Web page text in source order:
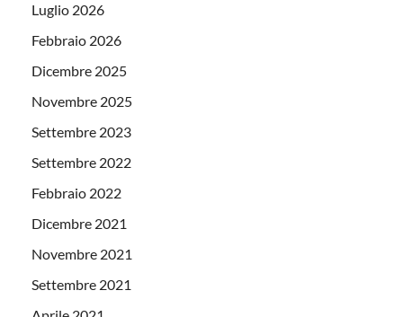
Luglio 2026
Febbraio 2026
Dicembre 2025
Novembre 2025
Settembre 2023
Settembre 2022
Febbraio 2022
Dicembre 2021
Novembre 2021
Settembre 2021